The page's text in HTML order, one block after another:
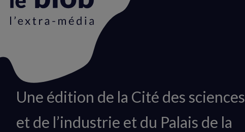
Animation
logo
Une édition de la Cité des sciences
et de l’industrie et du Palais de la